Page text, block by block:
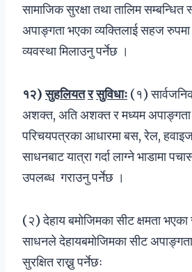
सामाजिक सुरक्षा तथा तालिम सम्बन्धित
अपाङ्गता भएका व्यक्तिलाई सहज
व्यवस्था मिलाउनु पर्नेछ ।
१२) सुहलियतरसुविधाः (१)
अशक्त, अति अशक्त र मध्यम अपाङ्गता
परिचयपत्रका आधारमा बस, रेल,
साधनबाट यात्रा गर्दा लाग्ने भाडामा
उपलब्ध गराउनु पर्नेछ ।
(२) देहाय बमोजिमका सीट क्षमता भएका
साधनले देहायबमोजिमका सीट
सुरक्षित राख्नु पर्नेछः